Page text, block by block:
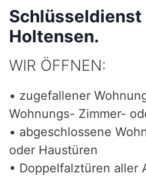
Holtensen.
WIR ÖFFNEN:
• zugefallener
Wohnungs- Zimmer-
• abgeschlossene
oder Haustüren
• Doppelfalztüren aller